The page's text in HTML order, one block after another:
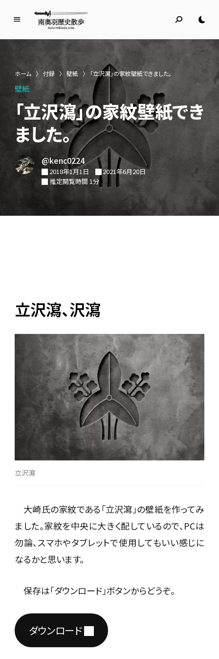
歴
史
散
歩
名所旧跡と館めぐり
ホーム 〉 付録 〉 壁紙 〉 「立沢瀉」の家紋壁紙できました。
壁紙
「立沢瀉」の家紋壁紙でき
ました。
@kenc0224
2018年1月1日
2021年6月20日
推定閲覧時間 1分
立沢瀉、沢瀉
立沢瀉
大崎氏の家紋である「立沢瀉」の壁紙を作ってみ
ました。家紋を中央に大きく配しているので、PCは
勿論、スマホやタブレットで使用してもいい感じに
なるかと思います。
保存は「ダウンロード」ボタンからどうぞ。
ダウンロード